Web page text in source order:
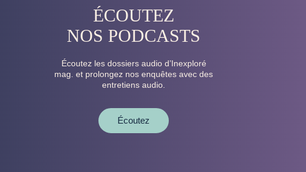
ÉCOUTEZ
NOS PODCASTS
Écoutez les dossiers audio d’Inexploré
mag. et prolongez nos enquêtes avec des
entretiens audio.
Écoutez